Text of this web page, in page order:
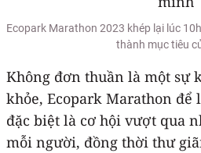
Ecopark Marathon 2023 khép lại lúc
thành mục tiêu
Không đơn thuần là một sự
khỏe, Ecopark Marathon để
đặc biệt là cơ hội vượt qua
mỗi người, đồng thời thư